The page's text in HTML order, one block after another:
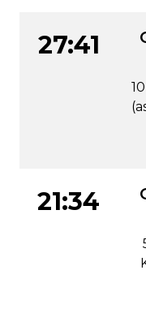
27:41
21:34